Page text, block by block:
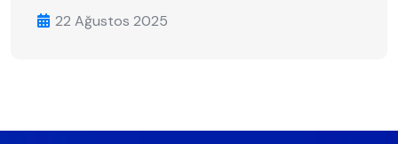
22 Ağustos 2025